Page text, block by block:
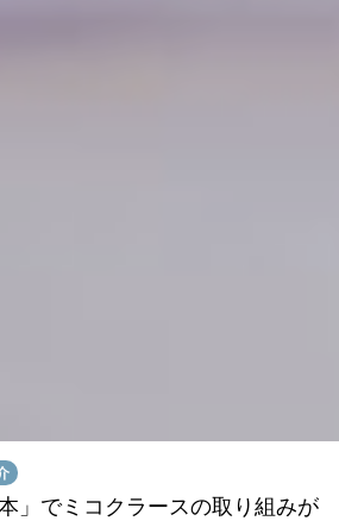
」でミコクラースの取り組みが